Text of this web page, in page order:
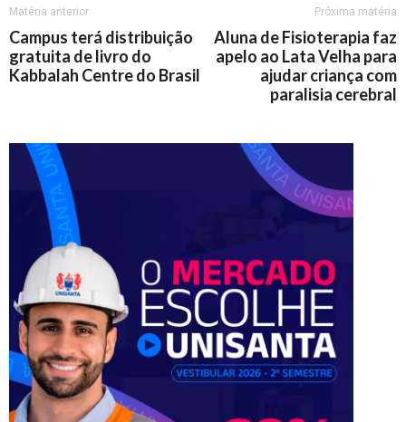
Matéria anterior
Campus terá distribuição
gratuita de livro do
Kabbalah Centre do Brasil
Próxima matéria
Aluna de Fisioterapia faz
apelo ao Lata Velha para
ajudar criança com
paralisia cerebral